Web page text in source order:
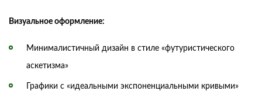
Визуальное оформление:
Минималистичный дизайн в стиле «футуристического
аскетизма»
Графики с «идеальными экспоненциальными кривыми»